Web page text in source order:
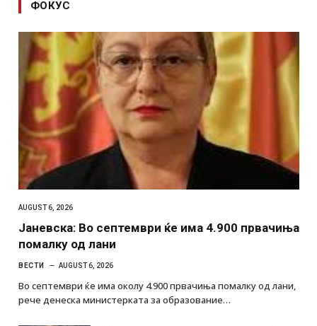
ФОКУС
AUGUST 6, 2026
Јаневска: Во септември ќе има 4.900 првачиња
помалку од лани
ВЕСТИ AUGUST 6, 2026
Во септември ќе има околу 4.900 првачиња помалку од лани,
рече денеска министерката за образование…